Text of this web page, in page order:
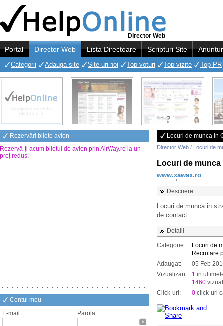
Director Web
Portal Director Web Lista Directoare Scripturi Site
Categorii Adauga site Site-uri noi Top voturi Top vizite Top PR
Rezervări bilete avion
Rezervă-ți acum biletul de avion prin AirWay.ro la un
preț redus.
Contul meu
E-mail:
Parola:
Locuri de munca in
Director Web / Locuri de
Locuri de munca
www.xawax.ro
Descriere
Locuri de munca in
de contact.
Detalii
Categorie:
Locuri de
Recrutare
Adaugat:
05 Feb
Vizualizari:
1 in
1460
Click-uri:
0 click-uri